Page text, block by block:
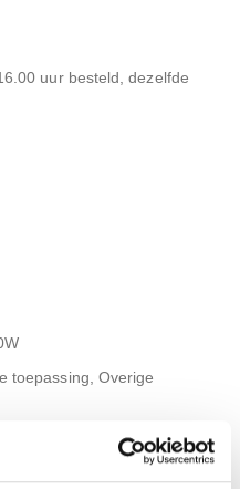
uur besteld, dezelfde
toepassing, Overige
BE/FR)